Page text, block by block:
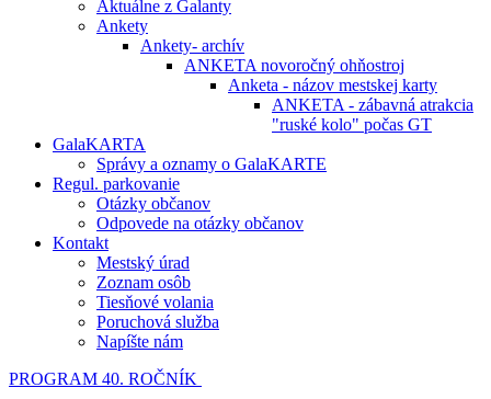
Aktuálne z Galanty
Ankety
Ankety- archív
ANKETA novoročný ohňostroj
Anketa - názov mestskej karty
ANKETA - zábavná atrakcia
"ruské kolo" počas GT
GalaKARTA
Správy a oznamy o GalaKARTE
Regul. parkovanie
Otázky občanov
Odpovede na otázky občanov
Kontakt
Mestský úrad
Zoznam osôb
Tiesňové volania
Poruchová služba
Napíšte nám
PROGRAM 40. ROČNÍK